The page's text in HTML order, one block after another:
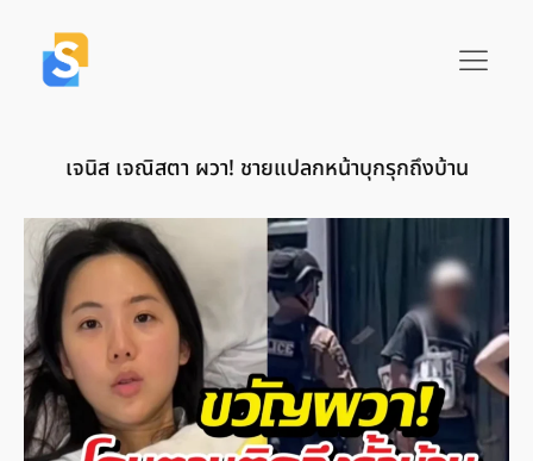
เจนิส เจณิสตา ผวา! ชายแปลกหน้าบุกรุกถึงบ้าน